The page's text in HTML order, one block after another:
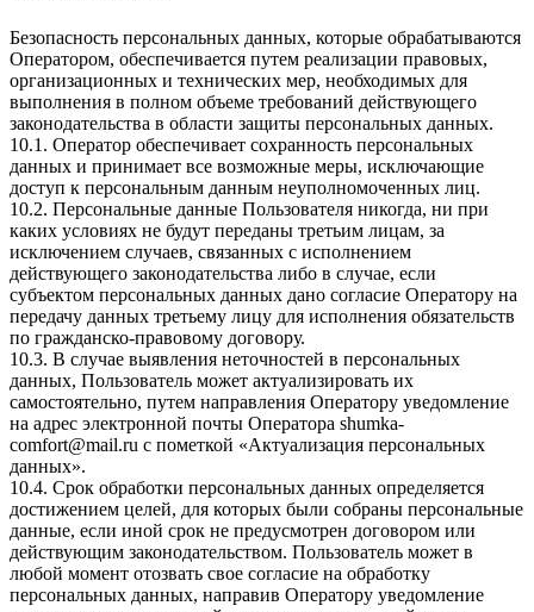
Безопасность персональных данных, которые обрабатываются
Оператором, обеспечивается путем реализации правовых,
организационных и технических мер, необходимых для
выполнения в полном объеме требований действующего
законодательства в области защиты персональных данных.
10.1. Оператор обеспечивает сохранность персональных
данных и принимает все возможные меры, исключающие
доступ к персональным данным неуполномоченных лиц.
10.2. Персональные данные Пользователя никогда, ни при
каких условиях не будут переданы третьим лицам, за
исключением случаев, связанных с исполнением
действующего законодательства либо в случае, если
субъектом персональных данных дано согласие Оператору на
передачу данных третьему лицу для исполнения обязательств
по гражданско-правовому договору.
10.3. В случае выявления неточностей в персональных
данных, Пользователь может актуализировать их
самостоятельно, путем направления Оператору уведомление
на адрес электронной почты Оператора shumka-
comfort@mail.ru с пометкой «Актуализация персональных
данных».
10.4. Срок обработки персональных данных определяется
достижением целей, для которых были собраны персональные
данные, если иной срок не предусмотрен договором или
действующим законодательством. Пользователь может в
любой момент отозвать свое согласие на обработку
персональных данных, направив Оператору уведомление